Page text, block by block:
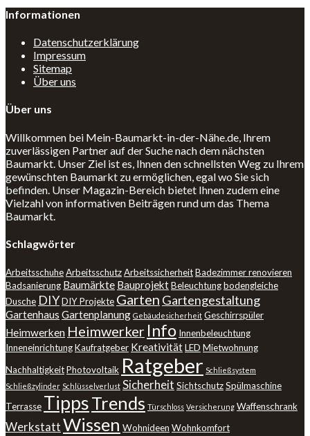
Informationen
Datenschutzerklärung
Impressum
Sitemap
Über uns
Über uns
Willkommen bei Mein-Baumarkt-in-der-Nähe.de, Ihrem
zuverlässigen Partner auf der Suche nach dem nächsten
Baumarkt. Unser Ziel ist es, Ihnen den schnellsten Weg zu Ihrem
gewünschten Baumarkt zu ermöglichen, egal wo Sie sich
befinden. Unser Magazin-Bereich bietet Ihnen zudem eine
Vielzahl von informativen Beiträgen rund um das Thema
Baumarkt.
Schlagwörter
ArbeitsschuheArbeitsschutzArbeitssicherheitBadezimmer renovieren
Badsanierung Baumärkte BauprojektBeleuchtungbodengleiche
Dusche DIYDIY Projekte Garten Gartengestaltung
Gartenhaus Gartenplanung Gebäudesicherheit Geschirrspüler
Heimwerken Heimwerker Info Innenbeleuchtung
InneneinrichtungKaufratgeber KreativitätLED Mietwohnung
NachhaltigkeitPhotovoltaik Ratgeber Schließsystem
Schließzylinder Schlüsselverlust Sicherheit SichtschutzSpülmaschine
Terrasse TippsTrends Türschloss Versicherung Waffenschrank
WerkstattWissen Wohnideen Wohnkomfort